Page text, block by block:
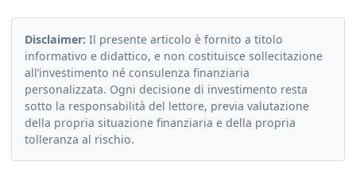
Disclaimer: Il presente articolo è fornito a titolo
informativo e didattico, e non costituisce sollecitazione
all’investimento né consulenza finanziaria
personalizzata. Ogni decisione di investimento resta
sotto la responsabilità del lettore, previa valutazione
della propria situazione finanziaria e della propria
tolleranza al rischio.